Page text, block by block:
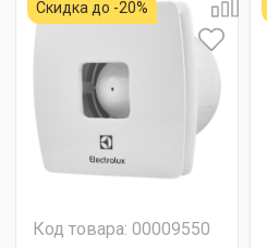
Скидка до -20%
Код товара: 00009550